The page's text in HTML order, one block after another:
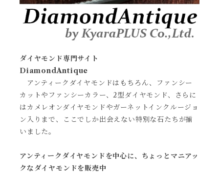
ダイヤモンド専門サイト
DiamondAntique
アンティークダイヤモンドはもちろん、ファンシー
カットやファンシーカラー、2型ダイヤモンド、さらに
はカメレオンダイヤモンドやガーネットインクルージョ
ン入りまで、ここでしか出会えない特別な石たちが揃
いました。
アンティークダイヤモンドを中心に、ちょっとマニアッ
クなダイヤモンドを販売中